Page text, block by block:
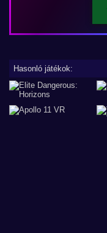
Hasonló játékok: